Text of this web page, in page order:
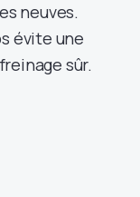
neuves.
évite une
sûr.